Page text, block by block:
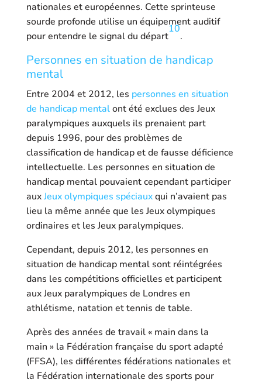
nationales et européennes. Cette sprinteuse
sourde profonde utilise un équipement auditif
pour entendre le signal du départ
10
.
Personnes en situation de handicap
mental
Entre 2004 et 2012, les personnes en situation
de handicap mentalont été exclues des Jeux
paralympiques auxquels ils prenaient part
depuis 1996, pour des problèmes de
classification de handicap et de fausse déficience
intellectuelle. Les personnes en situation de
handicap mental pouvaient cependant participer
auxJeux olympiques spéciauxqui n’avaient pas
lieu la même année que les Jeux olympiques
ordinaires et les Jeux paralympiques.
Cependant, depuis 2012, les personnes en
situation de handicap mental sont réintégrées
dans les compétitions officielles et participent
aux Jeux paralympiques de Londres en
athlétisme, natation et tennis de table.
Après des années de travail « main dans la
main » la Fédération française du sport adapté
(FFSA), les différentes fédérations nationales et
la Fédération internationale des sports pour